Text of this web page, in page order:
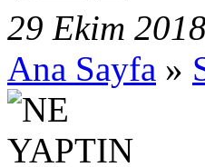
29 Ekim
Ana Sayfa »